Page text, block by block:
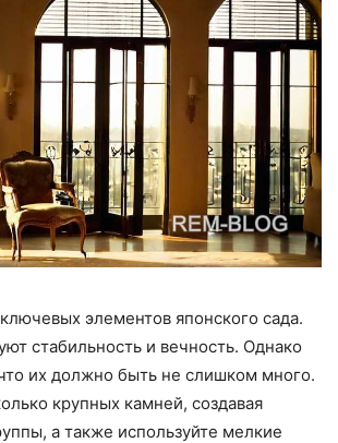
элементов японского сада.
стабильность и вечность. Однако
их должно быть не слишком много.
крупных камней, создавая
а также используйте мелкие